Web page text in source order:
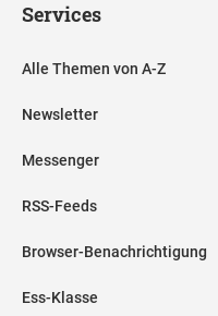
Services
Alle Themen von A-Z
Newsletter
Messenger
RSS-Feeds
Browser-Benachrichtigung
Ess-Klasse